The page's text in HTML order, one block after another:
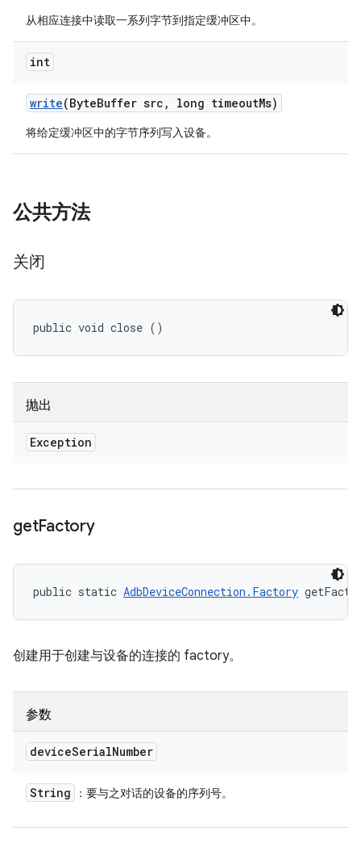
从相应连接中读取一系列字节到指定缓冲区中。
int
write(ByteBuffer src , long timeoutMs)
将给定缓冲区中的字节序列写入设备。
公共方法
关闭
public void close ()
抛出
Exception
getFactory
public static AdbDeviceConnection.Factory
创建用于创建与设备的连接的 factory。
参数
deviceSerialNumber
String ：要与之对话的设备的序列号。